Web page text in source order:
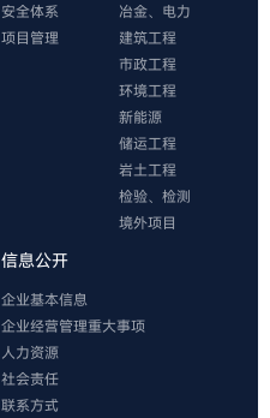
安全体系
项目管理
冶金、电力
建筑工程
市政工程
环境工程
新能源
储运工程
岩土工程
检验、检测
境外项目
信息公开
企业基本信息
企业经营管理重大事项
人力资源
社会责任
联系方式